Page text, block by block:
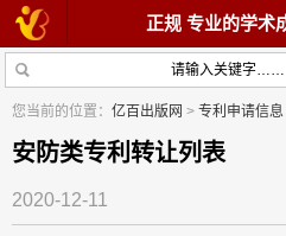
正规 专业的学术
学术著作
您当前的位置： 亿百出版网 > 专利申请信息
安防类专利转让列表
2020-12-11